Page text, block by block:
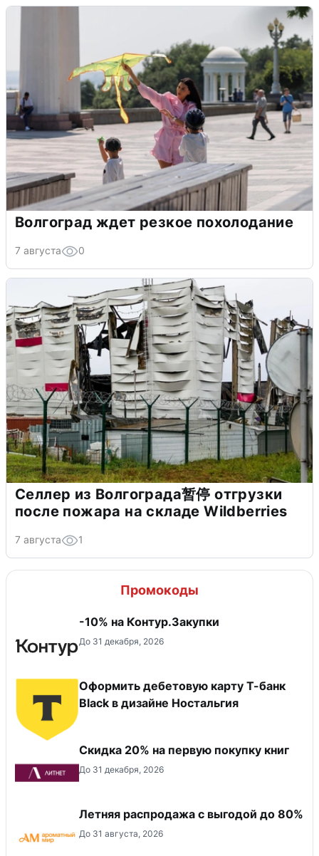
Волгоград ждет резкое похолодание
7 августа 0
Селлер из Волгограда暂停 отгрузки
после пожара на складе Wildberries
7 августа 1
Промокоды
-10% на Контур.Закупки
До 31 декабря, 2026
Оформить дебетовую карту Т-банк
Black в дизайне Ностальгия
Скидка 20% на первую покупку книг
До 31 декабря, 2026
Летняя распродажа с выгодой до 80%
До 31 августа, 2026